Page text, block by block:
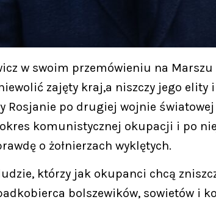
w swoim przemówieniu na Marszu
zajęty kraj,a niszczy jego
Rosjanie po drugiej wojnie
komunistycznej okupacji i po
o żołnierzach wyklętych.
którzy jak okupanci chcą
bolszewików, sowietów i